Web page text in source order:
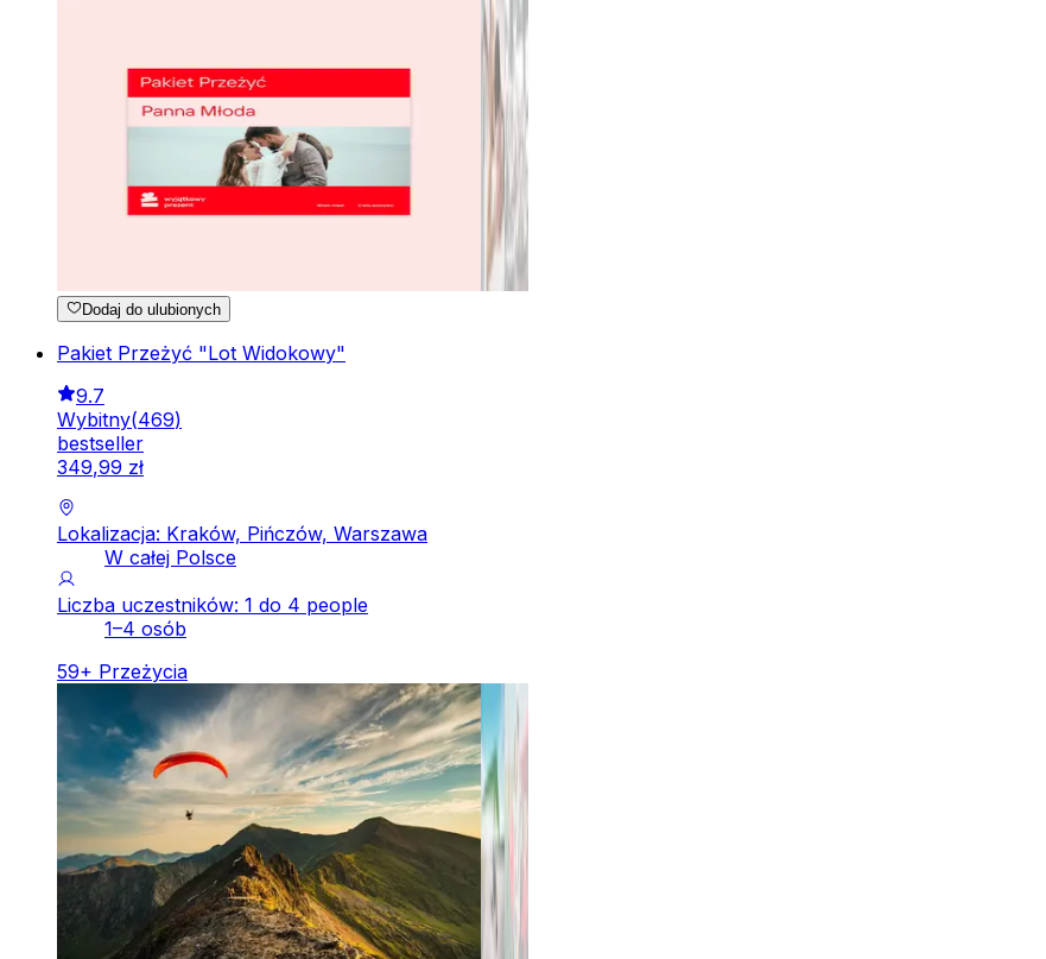
Dodaj do ulubionych
Pakiet Przeżyć "Lot Widokowy"
9.7
Wybitny(469)
bestseller
349,99 zł
Lokalizacja: Kraków, Pińczów, Warszawa
W całej Polsce
Liczba uczestników: 1 do 4 people
1–4 osób
59+ Przeżycia